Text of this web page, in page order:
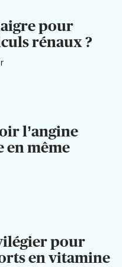
pour
rénaux ?
l’angine
en même
pour
en vitamine